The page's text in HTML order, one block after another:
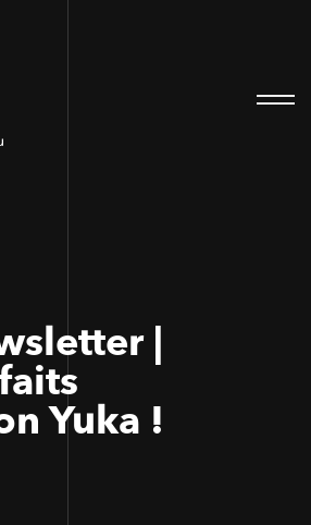
|
Yuka !